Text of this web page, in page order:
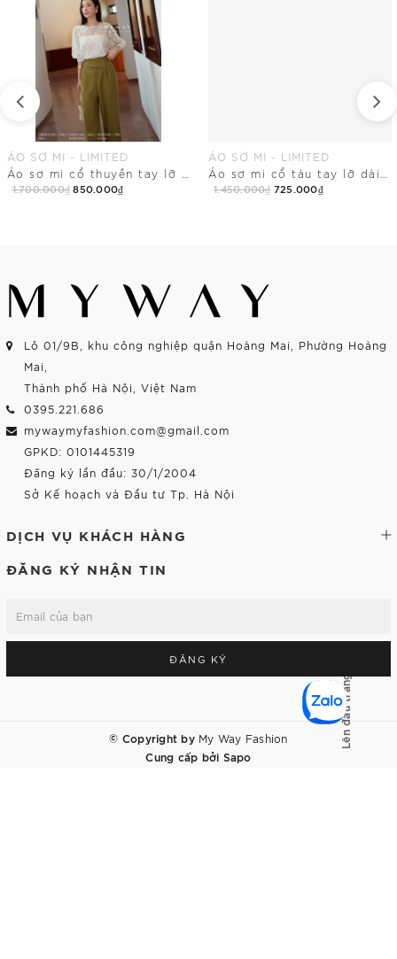
ÁO SƠ MI - LIMITED
1.700.000₫ 850.000₫
ÁO SƠ MI - LIMITED
1.450.000₫ 725.000₫
Lô 01/9B, khu công nghiệp quận Hoàng Mai, Phường Hoàng
Mai,
Thành phố Hà Nội, Việt Nam
0395.221.686
mywaymyfashion.com@gmail.com
GPKD: 0101445319
Đăng ký lần đầu: 30/1/2004
Sở Kế hoạch và Đầu tư Tp. Hà Nội
DỊCH VỤ KHÁCH HÀNG
ĐĂNG KÝ NHẬN TIN
ĐĂNG KÝ
© Copyright by My Way Fashion
Cung cấp bởi Sapo
Lên đầu trang